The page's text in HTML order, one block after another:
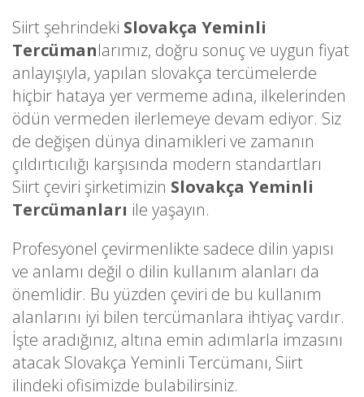
Siirt şehrindeki Slovakça Yeminli
Tercümanlarımız, doğru sonuç ve uygun fiyat
anlayışıyla, yapılan slovakça tercümelerde
hiçbir hataya yer vermeme adına, ilkelerinden
ödün vermeden ilerlemeye devam ediyor. Siz
de değişen dünya dinamikleri ve zamanın
çıldırtıcılığı karşısında modern standartları
Siirt çeviri şirketimizin Slovakça Yeminli
Tercümanları ile yaşayın.
Profesyonel çevirmenlikte sadece dilin yapısı
ve anlamı değil o dilin kullanım alanları da
önemlidir. Bu yüzden çeviri de bu kullanım
alanlarını iyi bilen tercümanlara ihtiyaç vardır.
İşte aradığınız, altına emin adımlarla imzasını
atacak Slovakça Yeminli Tercümanı, Siirt
ilindeki ofisimizde bulabilirsiniz.